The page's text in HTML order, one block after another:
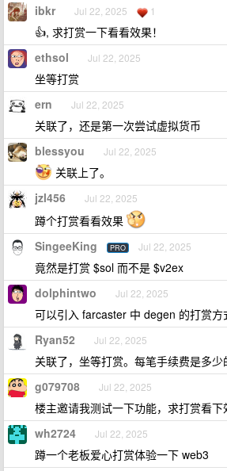
ibkr Jul 22, 2025 1
👍, 求打赏一下看看效果！
ethsol Jul 22, 2025
坐等打赏
ern Jul 22, 2025
关联了，还是第一次尝试虚拟货币
blessyou Jul 22, 2025
关联上了。
jzl456 Jul 22, 2025
蹲个打赏看看效果
SingeeKing PRO Jul 22, 2025
竟然是打赏 $sol 而不是 $v2ex
dolphintwo Jul 22, 2025
可以引入 farcaster 中 degen 的打赏方
Ryan52 Jul 22, 2025
关联了，坐等打赏。每笔手续费是多少
g079708 Jul 22, 2025
楼主邀请我测试一下功能，求打赏看下
wh2724 Jul 22, 2025
蹲一个老板爱心打赏体验一下 web3